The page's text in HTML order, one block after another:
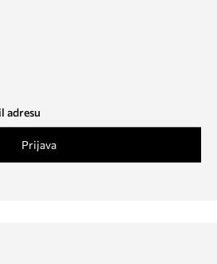
Prijava